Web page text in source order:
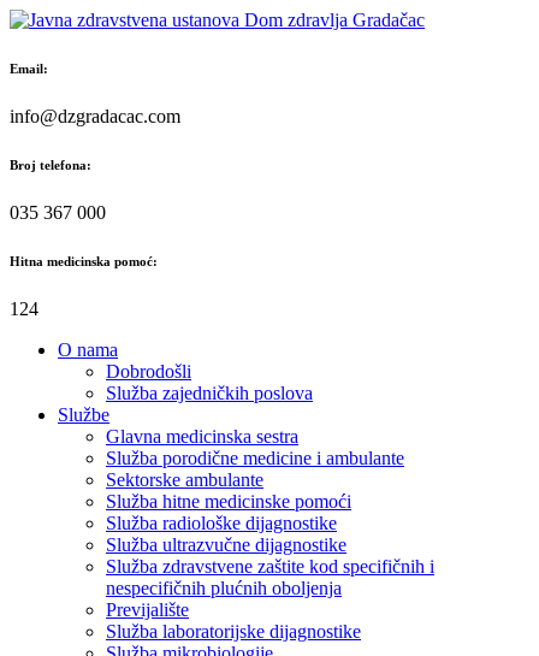
Skip
content
Email:
info@dzgradacac.com
Broj telefona:
035 367 000
Hitna medicinska pomoć:
124
O nama
Dobrodošli
Služba zajedničkih poslova
Službe
Glavna medicinska sestra
Služba porodične medicine i ambulante
Sektorske ambulante
Služba hitne medicinske pomoći
Služba radiološke dijagnostike
Služba ultrazvučne dijagnostike
Služba zdravstvene zaštite kod specifičnih i
nespecifičnih plućnih oboljenja
Previjalište
Služba laboratorijske dijagnostike